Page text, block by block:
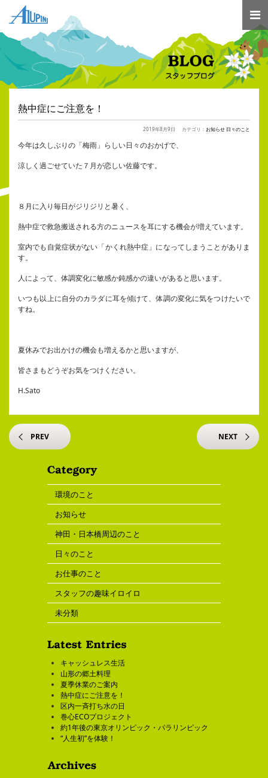
熱中症にご注意を！
2019年8月9日 カテゴリ： お知らせ 日々のこと
今年は久しぶりの「梅雨」らしい日々のおかげで、
涼しく過ごせていた７月が恋しい佐藤です。
８月に入り毎日がジリジリと暑く、
熱中症で救急搬送される方のニュースを耳にする機会が増えています。
室内でも自覚症状がない「かくれ熱中症」になってしまうことがありま
す。
人によって、体調変化に敏感か鈍感かの違いがあると思います。
いつも以上に自分のカラダに耳を傾けて、体調の変化に気をつけたいで
すね。
夏休みでお出かけの機会も増えるかと思いますが、
皆さまもどうぞお気をつけください。
H.Sato
PREV NEXT
環境のこと
お知らせ
神田・日本橋周辺のこと
日々のこと
お仕事のこと
スタッフの趣味イロイロ
未分類
キャッシュレス生活
山形の郷土料理
夏季休業のご案内
熱中症にご注意を！
区内一斉打ち水の日
巻心ECOプロジェクト
約1年後の東京オリンピック・パラリンピック
“人生初”を体験！